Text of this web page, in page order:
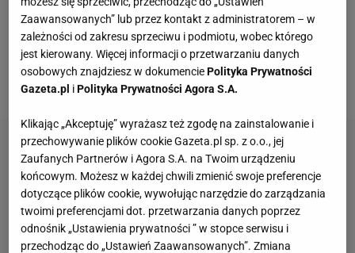
Dortmundu sygnalizowali pozycję spaloną kapitana
reprezentacji Polski, jak się okazało, słusznie. Arbiter
nie zdecydował się jednak na skorzystanie z
technologii VAR i zaliczył gola.
Zaawansowanych” lub przez kontakt z administratorem – w
zależności od zakresu sprzeciwu i podmiotu, wobec którego
jest kierowany. Więcej informacji o przetwarzaniu danych
osobowych znajdziesz w dokumenciePolityka Prywatności
Gazeta.pl iPolityka Prywatności Agora S.A.
Klikając „Akceptuję” wyrażasz też zgodę na zainstalowanie i
przechowywanie plików cookie Gazeta.pl sp. z o.o., jej
Zaufanych Partnerów i Agora S.A. na Twoim urządzeniu
końcowym. Możesz w każdej chwili zmienić swoje preferencje
dotyczące plików cookie, wywołując narzędzie do zarządzania
twoimi preferencjami dot. przetwarzania danych poprzez
odnośnik „Ustawienia prywatności ” w stopce serwisu i
przechodząc do „Ustawień Zaawansowanych”. Zmiana